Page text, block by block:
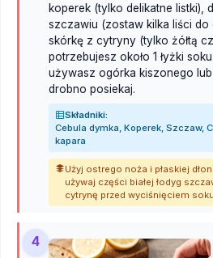
koperek (tylko delikatne listki),
szczawiu (zostaw kilka liści do
skórkę z cytryny (tylko żółtą
potrzebujesz około 1 łyżki
używasz ogórka kiszonego
drobno posiekaj.
Składniki:
Cebula dymka, Koperek, Szczaw,
kapara
Użyj ostrego noża i płaskiej
używaj części białej łodyg
cytrynę przed wyciśnięciem
4